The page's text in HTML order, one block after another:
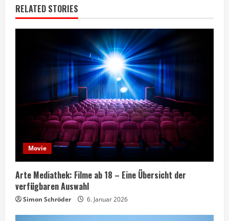
RELATED STORIES
Movie
Arte Mediathek: Filme ab 18 – Eine Übersicht der
verfügbaren Auswahl
Simon Schröder 6. Januar 2026